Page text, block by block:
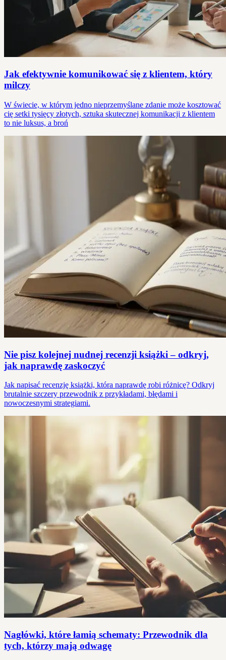
Jak efektywnie komunikować się z klientem, który
milczy
W świecie, w którym jedno nieprzemyślane zdanie może kosztować
cię setki tysięcy złotych, sztuka skutecznej komunikacji z klientem
to nie luksus, a broń
Nie pisz kolejnej nudnej recenzji książki – odkryj,
jak naprawdę zaskoczyć
Jak napisać recenzję książki, która naprawdę robi różnicę? Odkryj
brutalnie szczery przewodnik z przykładami, błędami i
nowoczesnymi strategiami.
Nagłówki, które łamią schematy: Przewodnik dla
tych, którzy mają odwagę